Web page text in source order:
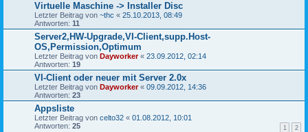
Virtuelle Maschine -> Installer Disc
Letzter Beitrag von ~thc « 25.10.2013, 08:49
Antworten: 11
Server2,HW-Upgrade,VI-Client,supp.Host-
OS,Permission,Optimum
Letzter Beitrag von Dayworker« 23.09.2012, 02:14
Antworten: 19
VI-Client oder neuer mit Server 2.0x
Letzter Beitrag von Dayworker« 09.09.2012, 14:36
Antworten: 23
Appsliste
Letzter Beitrag von celto32 « 01.08.2012, 10:01
Antworten: 25 1 2